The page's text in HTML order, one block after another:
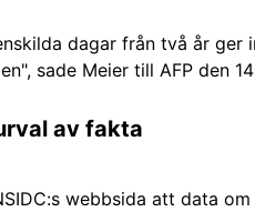
dagar från två år ger
sade Meier till AFP den
av fakta
webbsida att data